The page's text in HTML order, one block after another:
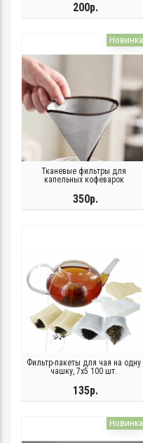
200р.
Новинка
Тканевые фильтры для
капельных кофеварок
350р.
Фильтр-пакеты для чая на одну
чашку, 7х5 100 шт.
135р.
Новинка